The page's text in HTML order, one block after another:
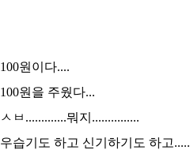
100원이다....
100원을 주웠다...
ㅅㅂ.............뭐지...............
우습기도 하고 신기하기도 하고.....